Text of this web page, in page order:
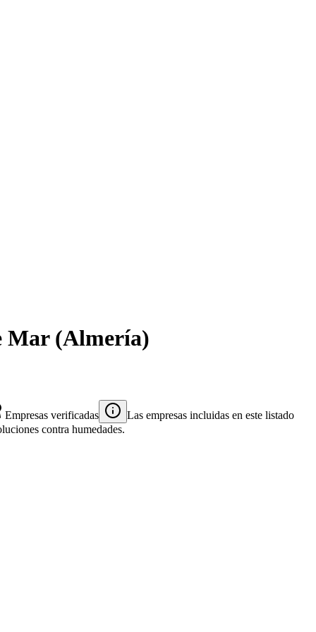
Mar(Almería)
Empresas verificadas
Las empresas incluidas en este listado
contra humedades.